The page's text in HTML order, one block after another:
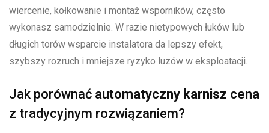
wiercenie, kołkowanie i montaż wsporników, często
wykonasz samodzielnie. W razie nietypowych łuków lub
długich torów wsparcie instalatora da lepszy efekt,
szybszy rozruch i mniejsze ryzyko luzów w eksploatacji.
Jak porównać automatyczny karnisz cena
z tradycyjnym rozwiązaniem?